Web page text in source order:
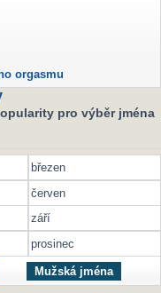
orgasmu
pro výběr jména
březen
červen
září
prosinec
Mužská jména